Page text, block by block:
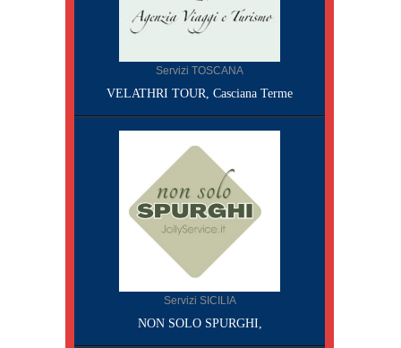
Servizi TOSCANA
VELATHRI TOUR, Casciana Terme
Servizi SICILIA
NON SOLO SPURGHI,